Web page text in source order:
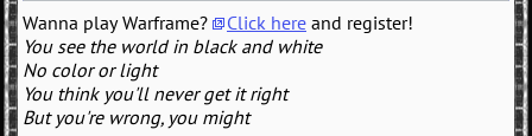
Wanna play Warframe? Click here and register!
You see the world in black and white
No color or light
You think you'll never get it right
But you're wrong, you might